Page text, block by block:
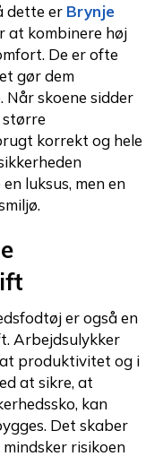
dette er Brynje
at kombinere høj
De er ofte
gør dem
Når skoene sidder
større
korrekt og hele
luksus, men en
er også en
Arbejdsulykker
produktivitet og i
at sikre, at
kan
Det skaber
risikoen